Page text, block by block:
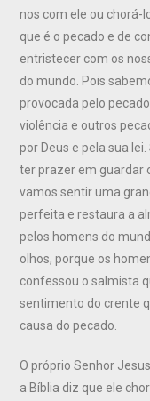
nos com ele ou chorá-
que é o pecado e de
entristecer com os
do mundo. Pois
provocada pelo
violência e outros
por Deus e pela sua
ter prazer em guardar
vamos sentir uma
perfeita e restaura a
pelos homens do
olhos, porque os
confessou o salmista
sentimento do crente
causa do pecado.
O próprio Senhor
a Bíblia diz que ele